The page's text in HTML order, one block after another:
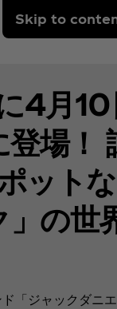
Skip to
4月
場！
ット
の世
「ジャックダニ